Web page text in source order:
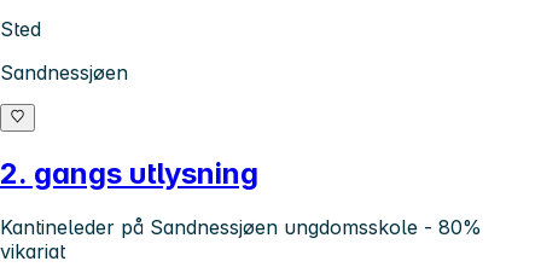
Sted
Sandnessjøen
2. gangs utlysning
Kantineleder på Sandnessjøen ungdomsskole - 80%
vikariat